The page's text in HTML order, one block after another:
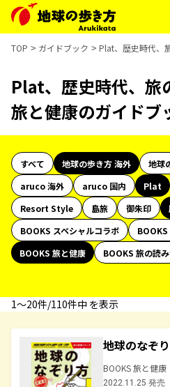
TOP ガイドブック Plat、歴史時代、
Plat、歴史時代、旅
旅と健康のガイドブ
すべて 地球の歩き方 海外
地球
aruco 海外
aruco 国内 Plat
Resort Style
島旅 御朱印
BOOKS スペシャルコラボ
BOOKS
BOOKS 旅と健康
BOOKS 旅の読
1〜20件/110件中 を表示
地球のなぞ
BOOKS 旅と健康
2022.11.25 発売